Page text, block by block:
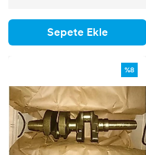
Sepete Ekle
%8